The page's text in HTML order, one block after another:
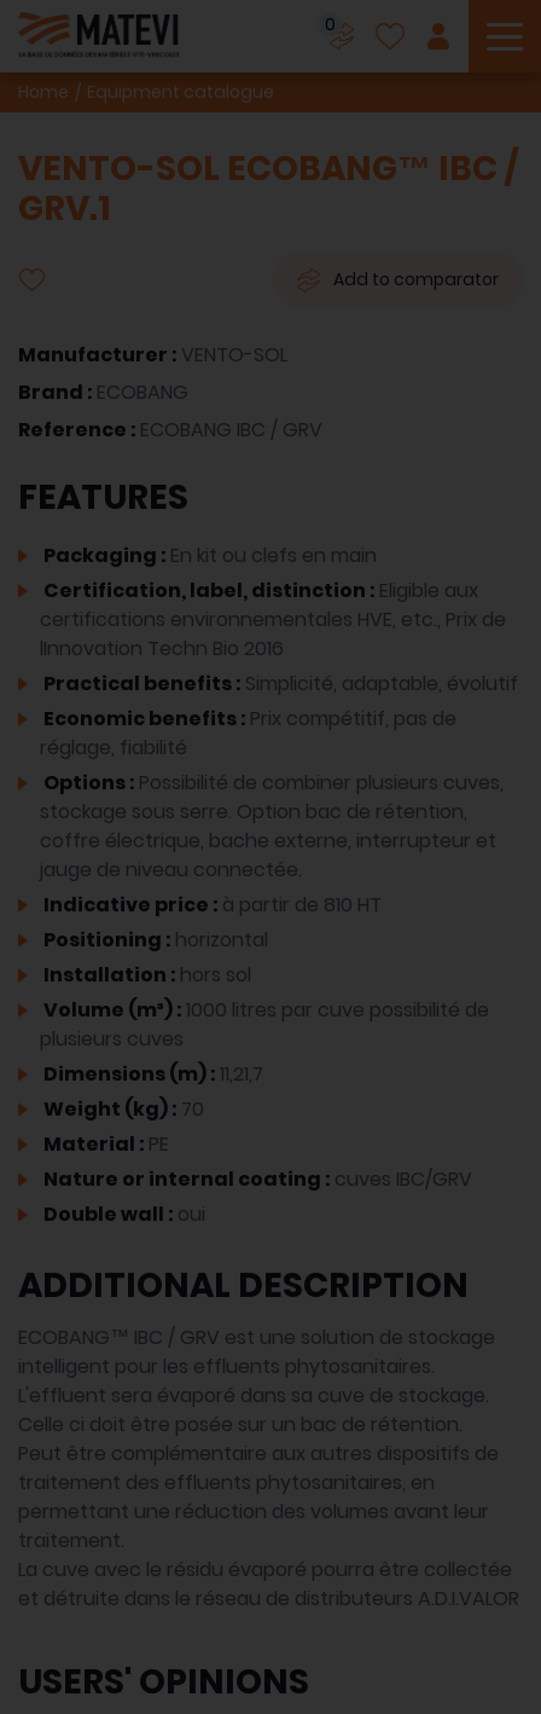
0
Home Equipment catalogue
VENTO-SOL ECOBANG™ IBC /
GRV.1
Add to comparator
Manufacturer : VENTO-SOL
Brand : ECOBANG
Reference : ECOBANG IBC / GRV
FEATURES
Packaging : En kit ou clefs en main
Certification, label, distinction : Eligible aux
certifications environnementales HVE, etc., Prix de
lInnovation Techn Bio 2016
Practical benefits : Simplicité, adaptable, évolutif
Economic benefits : Prix compétitif, pas de
réglage, fiabilité
Options : Possibilité de combiner plusieurs cuves,
stockage sous serre. Option bac de rétention,
coffre électrique, bache externe, interrupteur et
jauge de niveau connectée.
Indicative price : à partir de 810 HT
Positioning : horizontal
Installation : hors sol
Volume (m³) :1000 litres par cuve possibilité de
plusieurs cuves
Dimensions (m) :11,21,7
Weight (kg) : 70
Material : PE
Nature or internal coating : cuves IBC/GRV
Double wall : oui
ADDITIONAL DESCRIPTION
ECOBANG™ IBC / GRV est une solution de stockage
intelligent pour les effluents phytosanitaires.
L'effluent sera évaporé dans sa cuve de stockage.
Celle ci doit être posée sur un bac de rétention.
Peut être complémentaire aux autres dispositifs de
traitement des effluents phytosanitaires, en
permettant une réduction des volumes avant leur
traitement.
La cuve avec le résidu évaporé pourra être collectée
et détruite dans le réseau de distributeurs A.D.I.VALOR
USERS' OPINIONS